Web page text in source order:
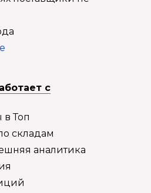
с
в Топ
складам
аналитика